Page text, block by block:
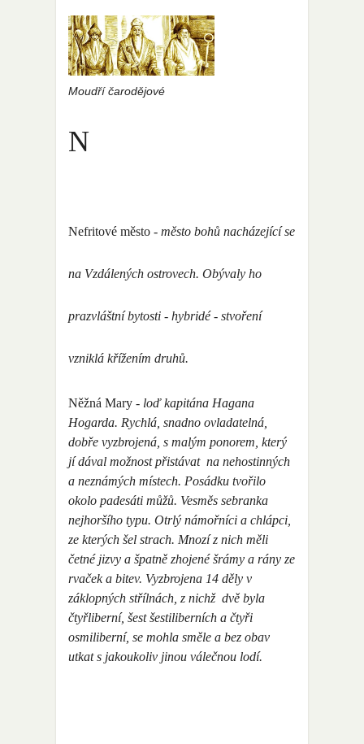
Moudří čarodějové
N
Nefritové město - město bohů nacházející se
na Vzdálených ostrovech. Obývaly ho
prazvláštní bytosti - hybridé - stvoření
vzniklá křížením druhů.
Něžná Mary - loď kapitána Hagana
Hogarda. Rychlá, snadno ovladatelná,
dobře vyzbrojená, s malým ponorem, který
jí dával možnost přistávat na nehostinných
a neznámých místech. Posádku tvořilo
okolo padesáti můžů. Vesměs sebranka
nejhoršího typu. Otrlý námořníci a chlápci,
ze kterých šel strach. Mnozí z nich měli
četné jizvy a špatně zhojené šrámy a rány ze
rvaček a bitev. Vyzbrojena 14 děly v
záklopných střílnách, z nichž dvě byla
čtyřliberní, šest šestiliberních a čtyři
osmiliberní, se mohla směle a bez obav
utkat s jakoukoliv jinou válečnou lodí.